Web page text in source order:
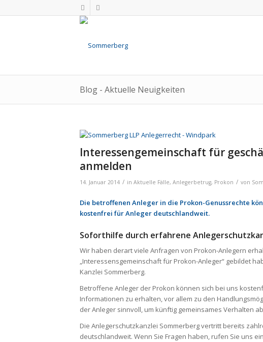
Blog - Aktuelle Neuigkeiten
Inter­es­sen­ge­mein­schaft für
anmel­den
14. Januar 2014 / in Aktuelle Fälle, Anlegerbetrug, Prokon / von
Die betroffenen Anleger in die Prokon-Genussrechte
kostenfrei für Anleger deutschlandweit.
Soforthilfe durch erfahrene
Wir haben derart viele Anfragen von Prokon-Anlegern
„Interessensgemeinschaft für Prokon-Anleger“ gebildet
Kanzlei Sommerberg.
Betroffene Anleger der Prokon können sich bei uns
Informationen zu erhalten, vor allem zu den
der Anleger sinnvoll, um künftig gemeinsames Verhalten
Die Anlegerschutzkanzlei Sommerberg vertritt bereits
deutschlandweit. Wenn Sie Fragen haben, rufen Sie uns